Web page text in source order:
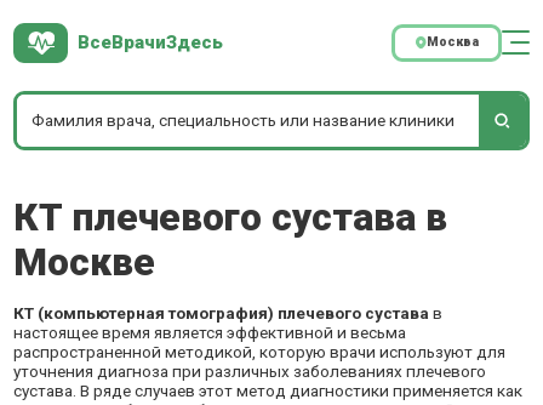
ВсеВрачиЗдесь Москва
КТ плечевого сустава в
Москве
КТ (компьютерная томография) плечевого сустава в
настоящее время является эффективной и весьма
распространенной методикой, которую врачи используют для
уточнения диагноза при различных заболеваниях плечевого
сустава. В ряде случаев этот метод диагностики применяется как